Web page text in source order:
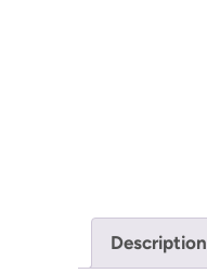
Description